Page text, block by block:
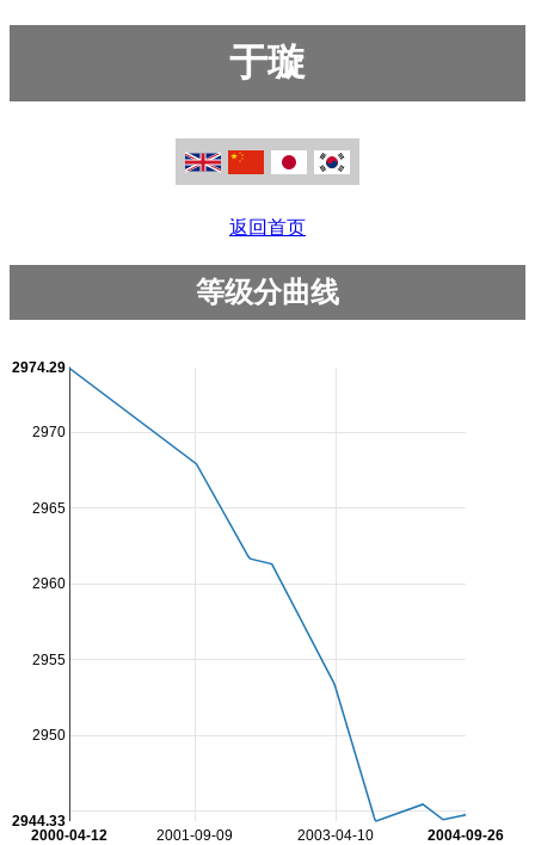
于璇
返回首页
等级分曲线
2001-09-09 2003-04-10
2000-04-12 2004-09-26
2950
2955
2960
2965
2970
2944.33
2974.29